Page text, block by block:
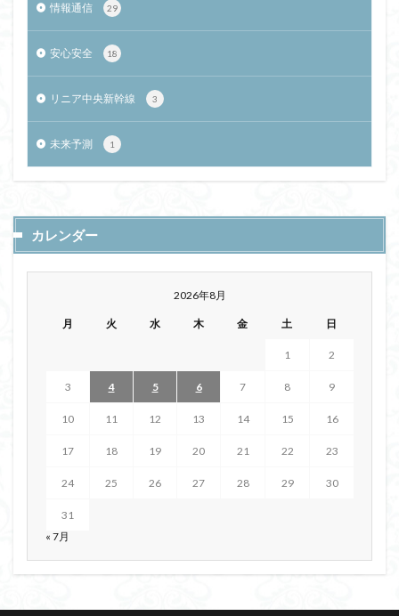
情報通信 29
安心安全 18
リニア中央新幹線 3
未来予測 1
カレンダー
2026年8月
月 火 水 木 金 土 日
1 2
3 4 5 6 7 8 9
10 11 12 13 14 15 16
17 18 19 20 21 22 23
24 25 26 27 28 29 30
31
« 7月